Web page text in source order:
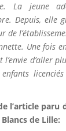
La jeune
Depuis, elle
de
Une fois
d’aller
l’article paru
de Lille: